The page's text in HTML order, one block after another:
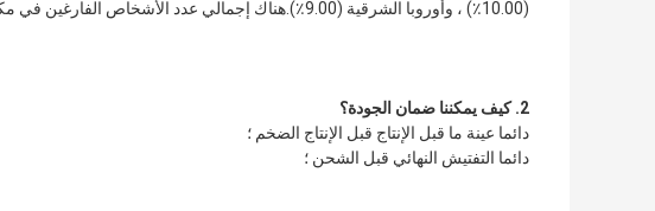
(10.00٪) ، وأوروبا الشرقية (9.00٪).هناك إجمالي عدد الأشخاص الفارغين في مكتبنا.
2. كيف يمكننا ضمان الجودة؟
دائما عينة ما قبل الإنتاج قبل الإنتاج الضخم ؛
دائما التفتيش النهائي قبل الشحن ؛